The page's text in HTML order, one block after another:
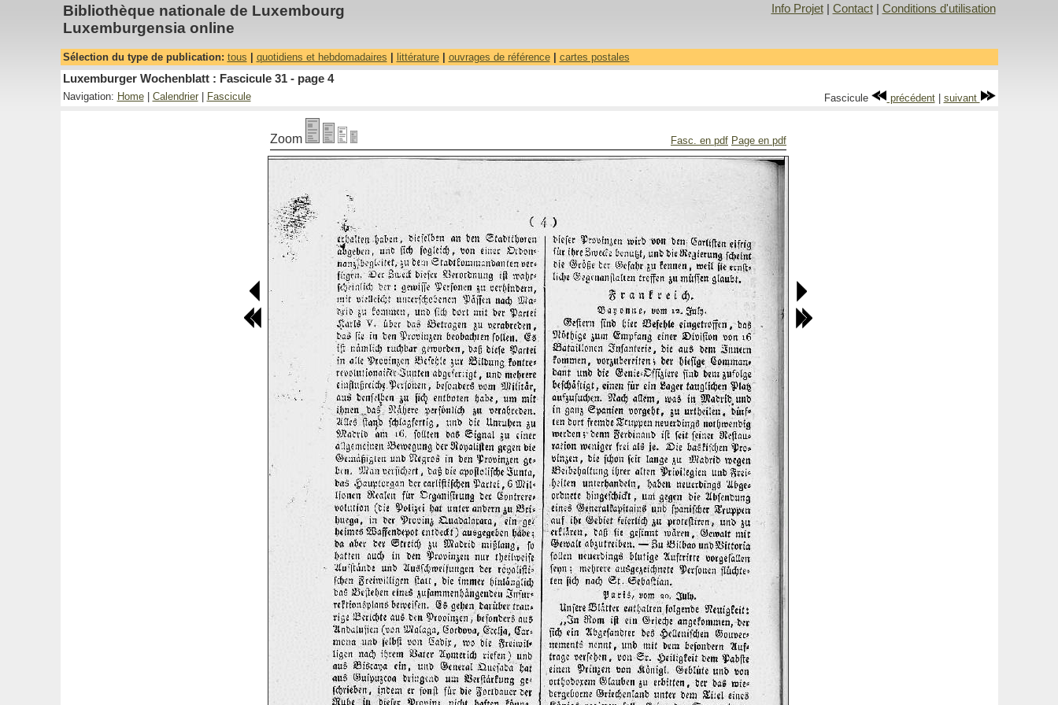
Bibliothèque nationale de Luxembourg
Luxemburgensia online
Info Projet| Contact| Conditions d'utilisation
Sélection du type de publication: tous quotidiens et hebdomadaires littérature| ouvrages de référence| cartes postales
Luxemburger Wochenblatt : Fascicule 31 - page 4
Navigation: Home| Calendrier| Fascicule Fascicule précédent| suivant
Zoom Fasc. en pdf Page en pdf